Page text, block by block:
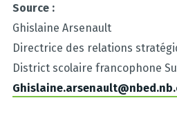
Source :
Ghislaine Arsenault
Directrice des relations
District scolaire francophone